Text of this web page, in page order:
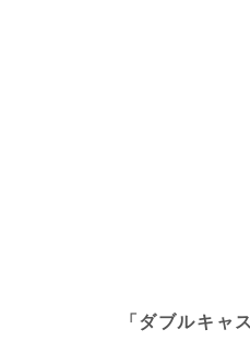
「ダブルキャ